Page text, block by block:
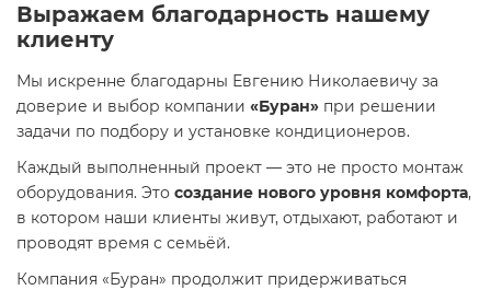
Выражаем благодарность нашему
клиенту
Мы искренне благодарны Евгению Николаевичу за
доверие и выбор компании «Буран» при решении
задачи по подбору и установке кондиционеров.
Каждый выполненный проект — это не просто монтаж
оборудования. Это создание нового уровня комфорта,
в котором наши клиенты живут, отдыхают, работают и
проводят время с семьёй.
Компания «Буран» продолжит придерживаться